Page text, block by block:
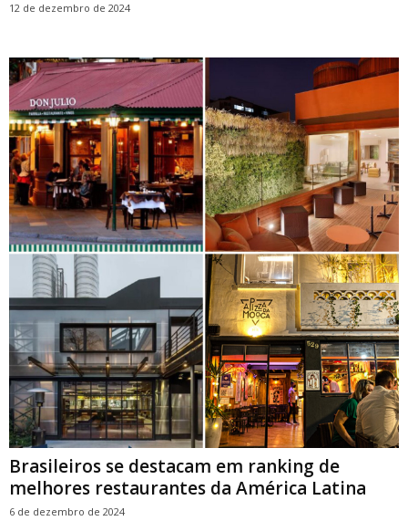
12 de dezembro de 2024
Brasileiros se destacam em ranking de
melhores restaurantes da América Latina
6 de dezembro de 2024